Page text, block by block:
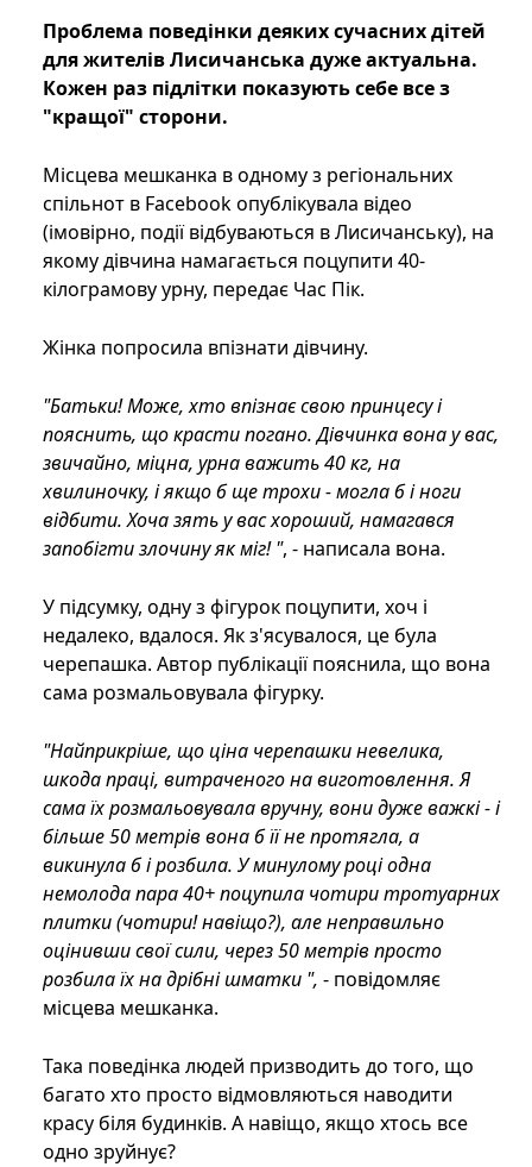
Проблема поведінки деяких сучасних дітей
для жителів Лисичанська дуже актуальна.
Кожен раз підлітки показують себе все з
"кращої" сторони.
Місцева мешканка в одному з регіональних
спільнот в Facebook опублікувала відео
(імовірно, події відбуваються в Лисичанську), на
якому дівчина намагається поцупити 40-
кілограмову урну, передає Час Пік.
Жінка попросила впізнати дівчину.
"Батьки! Може, хто впізнає свою принцесу і
пояснить, що красти погано. Дівчинка вона у вас,
звичайно, міцна, урна важить 40 кг, на
хвилиночку, і якщо б ще трохи - могла б і ноги
відбити. Хоча зять у вас хороший, намагався
запобігти злочину як міг! ", - написала вона.
У підсумку, одну з фігурок поцупити, хоч і
недалеко, вдалося. Як з'ясувалося, це була
черепашка. Автор публікації пояснила, що вона
сама розмальовувала фігурку.
"Найприкріше, що ціна черепашки невелика,
шкода праці, витраченого на виготовлення. Я
сама їх розмальовувала вручну, вони дуже важкі - і
більше 50 метрів вона б її не протягла, а
викинула б і розбила. У минулому році одна
немолода пара 40+ поцупила чотири тротуарних
плитки (чотири! навіщо?), але неправильно
оцінивши свої сили, через 50 метрів просто
розбила їх на дрібні шматки ", - повідомляє
місцева мешканка.
Така поведінка людей призводить до того, що
багато хто просто відмовляються наводити
красу біля будинків. А навіщо, якщо хтось все
одно зруйнує?